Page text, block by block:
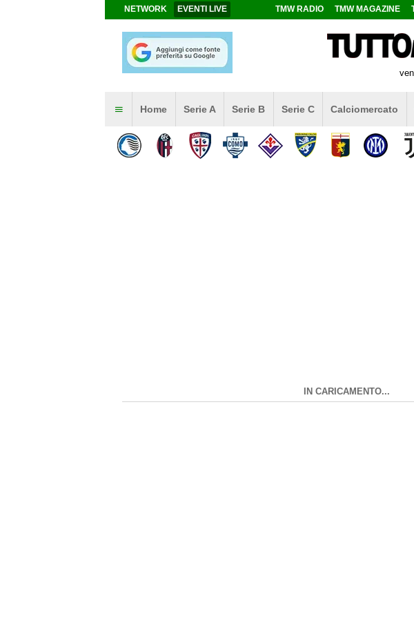
NETWORK EVENTI LIVE TMW RADIO TMW MAGAZINE
Home Serie A Serie B Serie C Calciomercato
IN CARICAMENTO...